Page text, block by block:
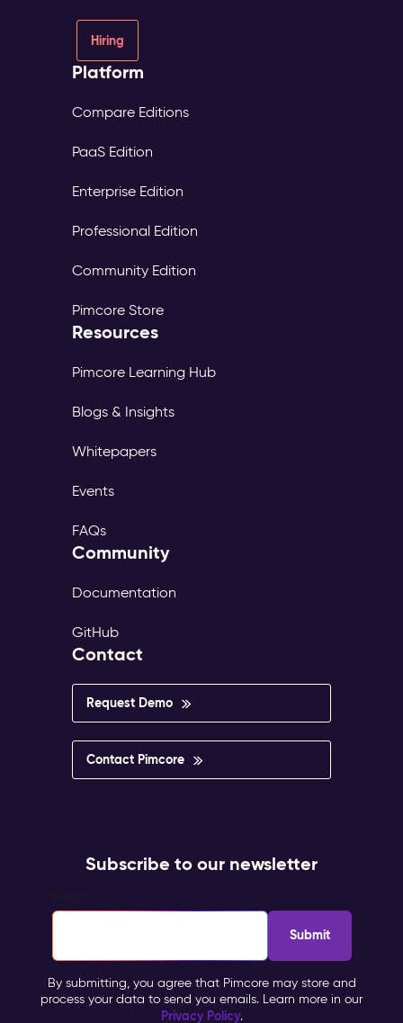
Hiring
Platform
Compare Editions
PaaS Edition
Enterprise Edition
Professional Edition
Community Edition
Pimcore Store
Resources
Pimcore Learning Hub
Blogs & Insights
Whitepapers
Events
FAQs
Community
Documentation
GitHub
Contact
Request Demo
Contact Pimcore
Subscribe to our newsletter
By submitting, you agree that Pimcore may store and
process your data to send you emails. Learn more in our
Privacy Policy.